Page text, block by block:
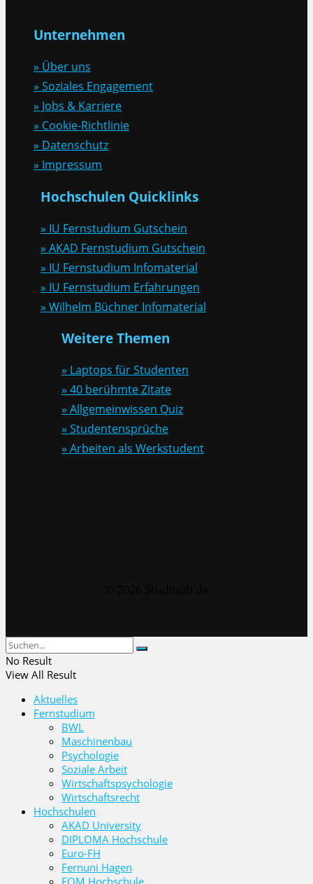
Unternehmen
» Über uns
» Soziales Engagement
» Jobs & Karriere
» Cookie-Richtlinie
» Datenschutz
» Impressum
Hochschulen Quicklinks
» IU Fernstudium Gutschein
» AKAD Fernstudium Gutschein
» IU Fernstudium Infomaterial
» IU Fernstudium Erfahrungen
» Wilhelm Büchner Infomaterial
Weitere Themen
» Laptops für Studenten
» 40 berühmte Zitate
» Allgemeinwissen Quiz
» Studentensprüche
» Arbeiten als Werkstudent
No Result
View All Result
Aktuelles
Fernstudium
BWL
Maschinenbau
Psychologie
Soziale Arbeit
Wirtschaftspsychologie
Wirtschaftsrecht
Hochschulen
AKAD University
DIPLOMA Hochschule
Euro-FH
Fernuni Hagen